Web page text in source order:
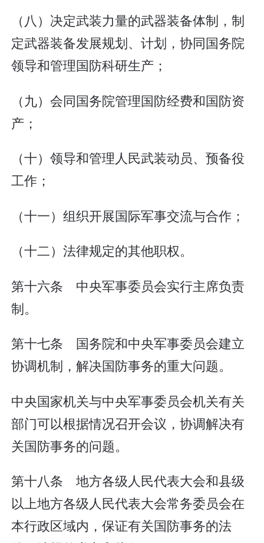
（八）决定武装力量的武器装备体制，制
定武器装备发展规划、计划，协同国务院
领导和管理国防科研生产；
（九）会同国务院管理国防经费和国防资
产；
（十）领导和管理人民武装动员、预备役
工作；
（十一）组织开展国际军事交流与合作；
（十二）法律规定的其他职权。
第十六条 中央军事委员会实行主席负责
制。
第十七条 国务院和中央军事委员会建立
协调机制，解决国防事务的重大问题。
中央国家机关与中央军事委员会机关有关
部门可以根据情况召开会议，协调解决有
关国防事务的问题。
第十八条 地方各级人民代表大会和县级
以上地方各级人民代表大会常务委员会在
本行政区域内，保证有关国防事务的法